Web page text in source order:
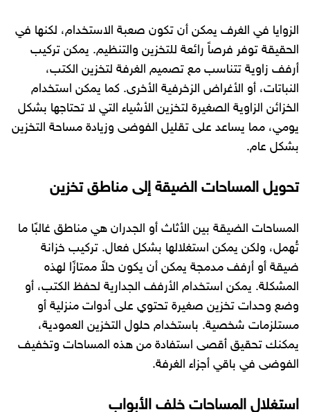
الزوايا في الغرف يمكن أن تكون صعبة الاستخدام، لكنها في
الحقيقة توفر فرصاً رائعة للتخزين والتنظيم. يمكن تركيب
أرفف زاوية تتناسب مع تصميم الغرفة لتخزين الكتب،
النباتات، أو الأغراض الزخرفية الأخرى. كما يمكن استخدام
الخزائن الزاوية الصغيرة لتخزين الأشياء التي لا تحتاجها بشكل
يومي، مما يساعد على تقليل الفوضى وزيادة مساحة التخزين
بشكل عام.
تحويل المساحات الضيقة إلى مناطق تخزين
المساحات الضيقة بين الأثاث أو الجدران هي مناطق غالبًا ما
تُهمل، ولكن يمكن استغلالها بشكل فعال. تركيب خزانة
ضيقة أو أرفف مدمجة يمكن أن يكون حلاً ممتازًا لهذه
المشكلة. يمكن استخدام الأرفف الجدارية لحفظ الكتب، أو
وضع وحدات تخزين صغيرة تحتوي على أدوات منزلية أو
مستلزمات شخصية. باستخدام حلول التخزين العمودية،
يمكنك تحقيق أقصى استفادة من هذه المساحات وتخفيف
الفوضى في باقي أجزاء الغرفة.
استغلال المساحات خلف الأبواب